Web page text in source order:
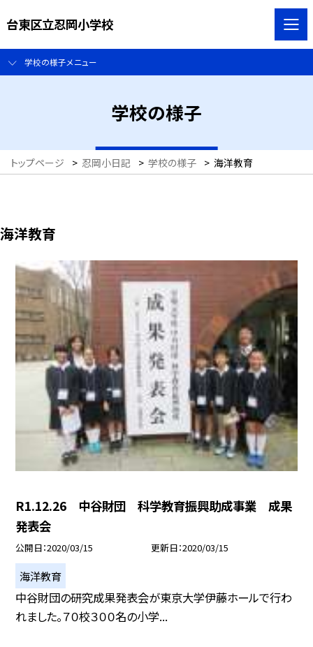
台東区立忍岡小学校
学校の様子メニュー
学校の様子
トップページ > 忍岡小日記 > 学校の様子 > 海洋教育
海洋教育
R1.12.26 中谷財団 科学教育振興助成事業 成果
発表会
公開日 2020/03/15 更新日 2020/03/15
海洋教育
中谷財団の研究成果発表会が東京大学伊藤ホールで行わ
れました。７０校３００名の小学...